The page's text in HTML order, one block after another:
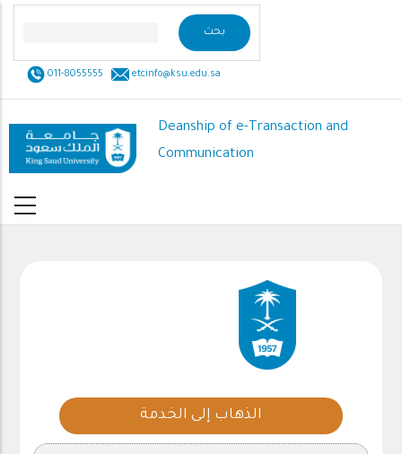
content 011-8055555 etcinfo@ksu.edu.sa
Deanship of e-Transaction and
Communication
الذهاب إلى الخدمة